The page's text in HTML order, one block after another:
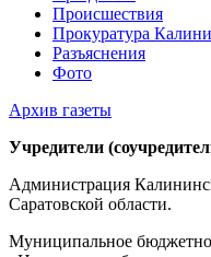
Происшествия
Прокуратура
Разъяснения
Фото
Архив газеты
Учредители
Администрация
Саратовской области.
Муниципальное